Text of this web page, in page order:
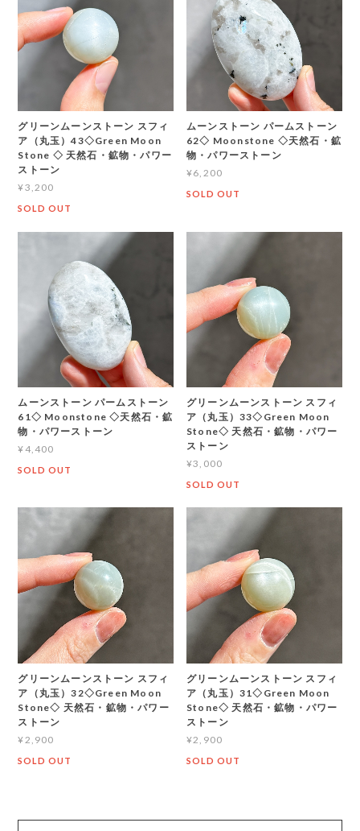
グリーンムーンストーン スフィ
ア（丸玉）43◇Green Moon
Stone ◇ 天然石・鉱物・パワー
ストーン
¥3,200
SOLD OUT
ムーンストーン パームストーン
62◇ Moonstone ◇天然石・鉱
物・パワーストーン
¥6,200
SOLD OUT
ムーンストーン パームストーン
61◇ Moonstone ◇天然石・鉱
物・パワーストーン
¥4,400
SOLD OUT
グリーンムーンストーン スフィ
ア（丸玉）33◇Green Moon
Stone◇ 天然石・鉱物・パワー
ストーン
¥3,000
SOLD OUT
グリーンムーンストーン スフィ
ア（丸玉）32◇Green Moon
Stone◇ 天然石・鉱物・パワー
ストーン
¥2,900
SOLD OUT
グリーンムーンストーン スフィ
ア（丸玉）31◇Green Moon
Stone◇ 天然石・鉱物・パワー
ストーン
¥2,900
SOLD OUT